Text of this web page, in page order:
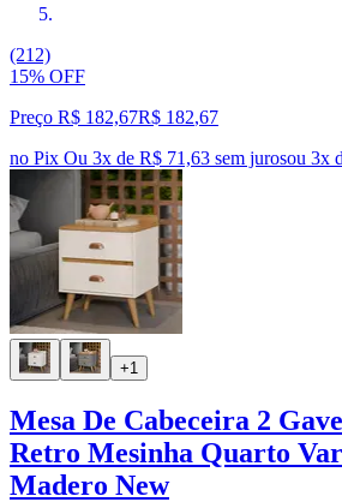
(212)
15% OFF
Preço R$ 182,67R$ 182,67
no Pix Ou 3x de R$ 71,63 sem jurosou 3x
+1
Mesa De Cabeceira 2
Retro Mesinha Quarto
Madero New